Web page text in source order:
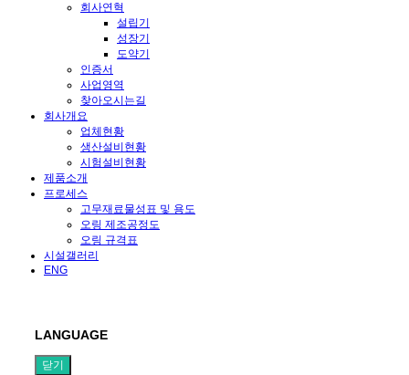
회사연혁
설립기
성장기
도약기
인증서
사업영역
찾아오시는길
회사개요
업체현황
생산설비현황
시험설비현황
제품소개
프로세스
고무재료물성표 및 용도
오링 제조공정도
오링 규격표
시설갤러리
ENG
LANGUAGE
닫기